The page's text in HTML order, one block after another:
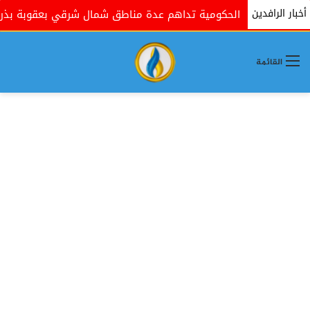
أخبار الرافدين
القوات الحكومية تداهم عدة مناطق شمال شرقي بعقوبة بذريعة
القائمة